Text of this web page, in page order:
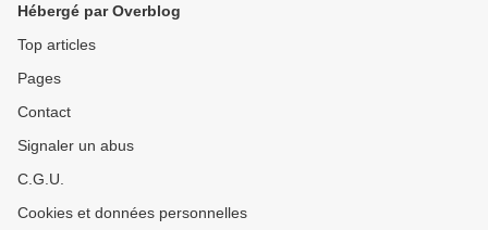
Hébergé par Overblog
Top articles
Pages
Contact
Signaler un abus
C.G.U.
Cookies et données personnelles